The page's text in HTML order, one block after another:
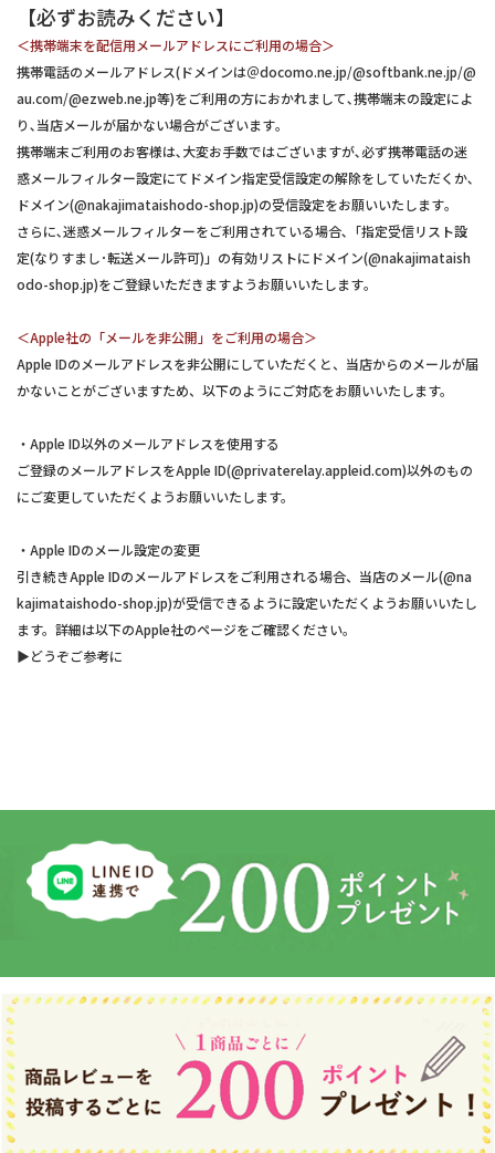
【必ずお読みください】
＜携帯端末を配信用メールアドレスにご利用の場合＞
携帯電話のメールアドレス(ドメインは＠docomo.ne.jp/@softbank.ne.jp/@
au.com/@ezweb.ne.jp等)をご利用の方におかれまして､携帯端末の設定によ
り､当店メールが届かない場合がございます｡
携帯端末ご利用のお客様は､大変お手数ではございますが､必ず携帯電話の迷
惑メールフィルター設定にてドメイン指定受信設定の解除をしていただくか､
ドメイン(@nakajimataishodo-shop.jp)の受信設定をお願いいたします｡
さらに､迷惑メールフィルターをご利用されている場合､「指定受信リスト設
定(なりすまし･転送メール許可)」の有効リストにドメイン(@nakajimataish
odo-shop.jp)をご登録いただきますようお願いいたします｡
＜Apple社の「メールを非公開」をご利用の場合＞
Apple IDのメールアドレスを非公開にしていただくと、当店からのメールが届
かないことがございますため、以下のようにご対応をお願いいたします。
・Apple ID以外のメールアドレスを使用する
ご登録のメールアドレスをApple ID(@privaterelay.appleid.com)以外のもの
にご変更していただくようお願いいたします。
・Apple IDのメール設定の変更
引き続きApple IDのメールアドレスをご利用される場合、当店のメール(@na
kajimataishodo-shop.jp)が受信できるように設定いただくようお願いいたし
ます。詳細は以下のApple社のページをご確認ください。
▶︎どうぞご参考に